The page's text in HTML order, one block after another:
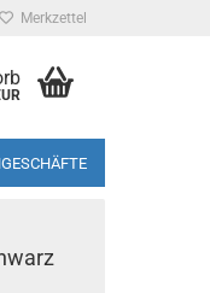
Merkzettel